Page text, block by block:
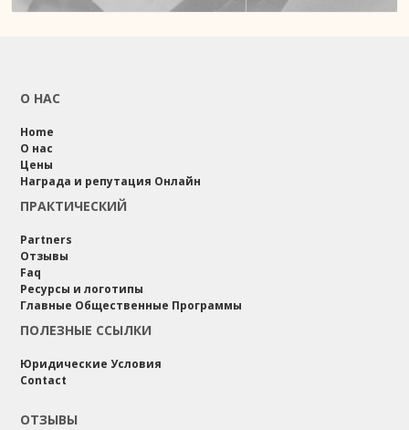
О НАС
Home
О нас
Цены
Награда и репутация Онлайн
ПРАКТИЧЕСКИЙ
Partners
Отзывы
Faq
Ресурсы и логотипы
Главные Общественные Программы
ПОЛЕЗНЫЕ ССЫЛКИ
Юридические Условия
Contact
ОТЗЫВЫ